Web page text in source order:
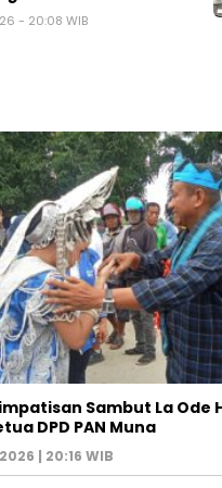
- 20:08 WIB
Sambut La Ode
DPD PAN Muna
| 20:16 WIB